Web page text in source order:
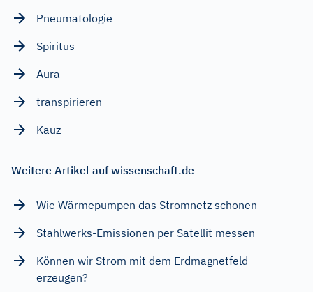
Pneumatologie
Spiritus
Aura
transpirieren
Kauz
Weitere Artikel auf wissenschaft.de
Wie Wärmepumpen das Stromnetz schonen
Stahlwerks-Emissionen per Satellit messen
Können wir Strom mit dem Erdmagnetfeld
erzeugen?